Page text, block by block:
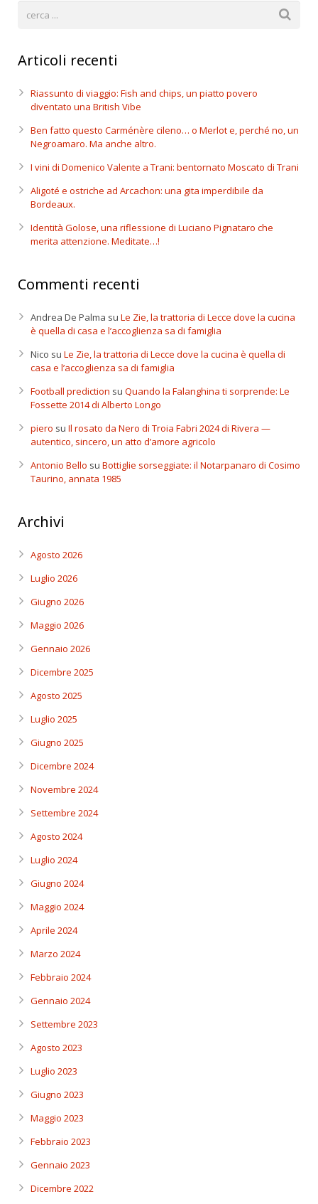
Articoli recenti
Riassunto di viaggio: Fish and chips, un piatto povero
diventato una British Vibe
Ben fatto questo Carménère cileno… o Merlot e, perché no, un
Negroamaro. Ma anche altro.
I vini di Domenico Valente a Trani: bentornato Moscato di Trani
Aligoté e ostriche ad Arcachon: una gita imperdibile da
Bordeaux.
Identità Golose, una riflessione di Luciano Pignataro che
merita attenzione. Meditate…!
Commenti recenti
Andrea De Palma su Le Zie, la trattoria di Lecce dove la cucina
è quella di casa e l’accoglienza sa di famiglia
Nico su Le Zie, la trattoria di Lecce dove la cucina è quella di
casa e l’accoglienza sa di famiglia
Football prediction su Quando la Falanghina ti sorprende: Le
Fossette 2014 di Alberto Longo
piero su Il rosato da Nero di Troia Fabri 2024 di Rivera —
autentico, sincero, un atto d’amore agricolo
Antonio Bello su Bottiglie sorseggiate: il Notarpanaro di Cosimo
Taurino, annata 1985
Archivi
Agosto 2026
Luglio 2026
Giugno 2026
Maggio 2026
Gennaio 2026
Dicembre 2025
Agosto 2025
Luglio 2025
Giugno 2025
Dicembre 2024
Novembre 2024
Settembre 2024
Agosto 2024
Luglio 2024
Giugno 2024
Maggio 2024
Aprile 2024
Marzo 2024
Febbraio 2024
Gennaio 2024
Settembre 2023
Agosto 2023
Luglio 2023
Giugno 2023
Maggio 2023
Febbraio 2023
Gennaio 2023
Dicembre 2022